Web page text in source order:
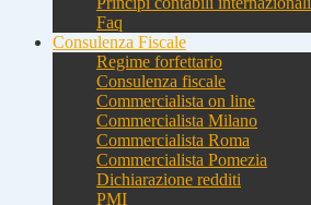
Faq
Consulenza Fiscale
Regime forfettario
Consulenza fiscale
Commercialista on line
Commercialista Milano
Commercialista Roma
Commercialista Pomezia
Dichiarazione redditi
PMI